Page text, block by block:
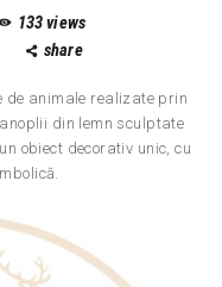
133views
share
de animale realizate prin
din lemn sculptate
obiect decorativ unic, cu